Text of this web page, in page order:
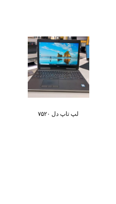
لپ تاپ دل ۷۵۲۰